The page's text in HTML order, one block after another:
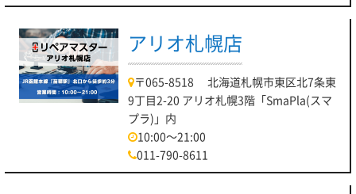
アリオ札幌店
〒065-8518 北海道札幌市東区北7条東
9丁目2-20 アリオ札幌3階「SmaPla(スマ
プラ)」内
10:00～21:00
011-790-8611